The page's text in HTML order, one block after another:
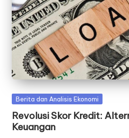
Posted
Berita dan Analisis Ekonomi
Revolusi Skor Kredit:
Keuangan